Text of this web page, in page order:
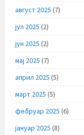
август 2025 (7)
јул 2025 (2)
јун 2025 (2)
мај 2025 (7)
април 2025 (5)
март 2025 (5)
фебруар 2025 (6)
јануар 2025 (8)